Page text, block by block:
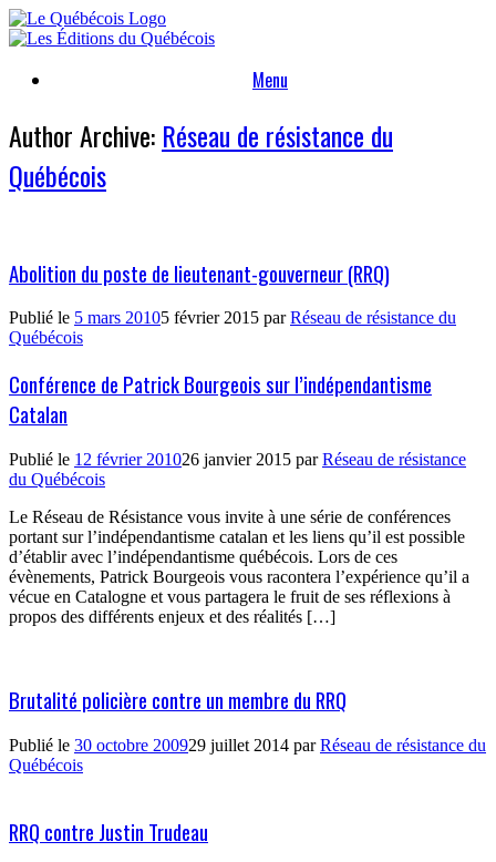
Skip
to
Menu
Author Archive: Réseau de résistance du
Québécois
Abolition du poste de lieutenant-gouverneur (RRQ)
Publié le 5 mars 20105 février 2015 parRéseau de résistance du
Québécois
Conférence de Patrick Bourgeois sur l’indépendantisme
Catalan
Publié le 12 février 201026 janvier 2015 parRéseau de résistance
du Québécois
Le Réseau de Résistance vous invite à une série de conférences
portant sur l’indépendantisme catalan et les liens qu’il est possible
d’établir avec l’indépendantisme québécois. Lors de ces
évènements, Patrick Bourgeois vous racontera l’expérience qu’il a
vécue en Catalogne et vous partagera le fruit de ses réflexions à
propos des différents enjeux et des réalités […]
Brutalité policière contre un membre du RRQ
Publié le 30 octobre 200929 juillet 2014 parRéseau de résistance du
Québécois
RRQ contre Justin Trudeau